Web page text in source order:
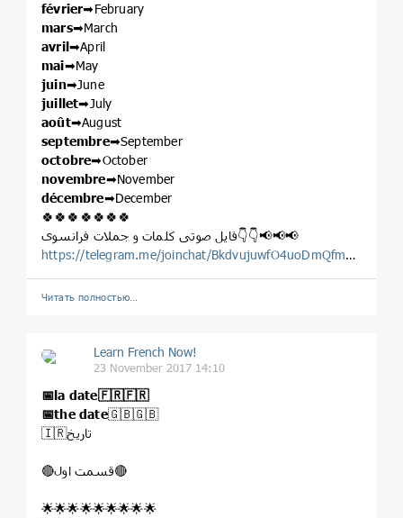
février➡February
mars➡March
avril➡April
mai➡May
juin➡June
juillet➡July
août➡August
septembre➡September
octobre➡October
novembre➡November
décembre➡December
🍀🍀🍀🍀🍀🍀🍀
فایل صوتی کلمات و جملات فرانسوی👇👇📢📢📢
https://telegram.me/joinchat/BkdvujuwfO4uoDmQfmAfxA
Читать полностью…
Learn French Now!
23 November 2017 14:10
📅la date🇫🇷🇫🇷
📅the date🇬🇧🇬🇧
🇮🇷تاریخ
🔴قسمت اول🔴
🌟🌟🌟🌟🌟🌟🌟🌟🌟